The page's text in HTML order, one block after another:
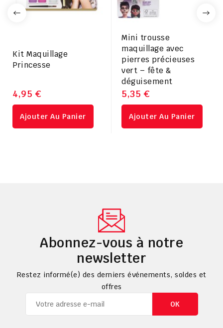
Kit Maquillage
Princesse
4,95 €
Ajouter Au Panier
Mini trousse
maquillage avec
pierres précieuses
vert – fête &
déguisement
5,35 €
Ajouter Au Panier
Abonnez-vous à notre
newsletter
Restez informé(e) des derniers événements, soldes et
offres